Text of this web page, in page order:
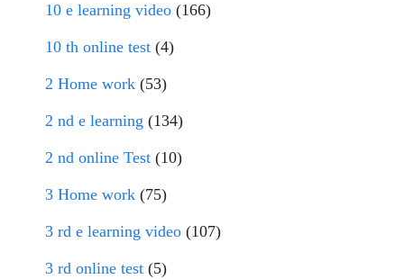
10 e learning video (166)
10 th online test (4)
2 Home work (53)
2 nd e learning (134)
2 nd online Test (10)
3 Home work (75)
3 rd e learning video (107)
3 rd online test (5)